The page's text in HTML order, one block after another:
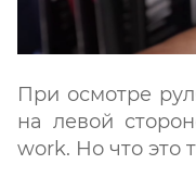
При осмотре
на левой
work. Но что это